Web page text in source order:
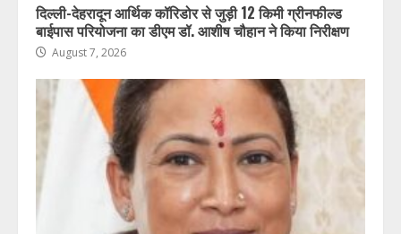
दिल्ली-देहरादून आर्थिक कॉरिडोर से जुड़ी 12 किमी ग्रीनफील्ड
बाईपास परियोजना का डीएम डॉ. आशीष चौहान ने किया निरीक्षण
August 7, 2026